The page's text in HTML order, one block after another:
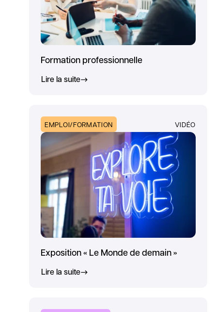
Formation professionnelle
Lire la suite
EMPLOI/FORMATION VIDÉO
Exposition « Le Monde de demain »
Lire la suite